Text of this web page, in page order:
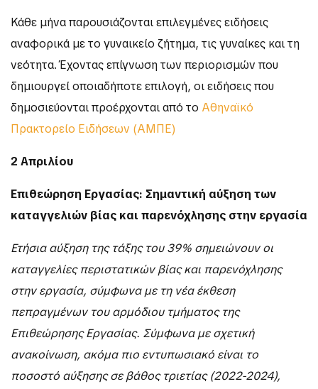
Κάθε μήνα παρουσιάζονται επιλεγμένες ειδήσεις
αναφορικά με το γυναικείο ζήτημα, τις γυναίκες και τη
νεότητα. Έχοντας επίγνωση των περιορισμών που
δημιουργεί οποιαδήποτε επιλογή, οι ειδήσεις που
δημοσιεύονται προέρχονται από το Αθηναϊκό
Πρακτορείο Ειδήσεων (ΑΜΠΕ)
2 Απριλίου
Επιθεώρηση Εργασίας: Σημαντική αύξηση των
καταγγελιών βίας και παρενόχλησης στην εργασία
Ετήσια αύξηση της τάξης του 39% σημειώνουν οι
καταγγελίες περιστατικών βίας και παρενόχλησης
στην εργασία, σύμφωνα με τη νέα έκθεση
πεπραγμένων του αρμόδιου τμήματος της
Επιθεώρησης Εργασίας. Σύμφωνα με σχετική
ανακοίνωση, ακόμα πιο εντυπωσιακό είναι το
ποσοστό αύξησης σε βάθος τριετίας (2022-2024),